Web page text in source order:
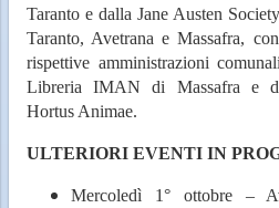
Taranto e dalla Jane Austen
Taranto, Avetrana e Massafra,
rispettive amministrazioni
Libreria IMAN di Massafra e
Hortus Animae.
ULTERIORI EVENTI IN
Mercoledì 1° ottobre –